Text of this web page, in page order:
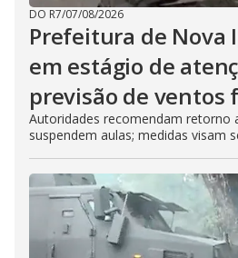
DO R7/07/08/2026
Prefeitura de Nova
em estágio de
previsão de ventos
Autoridades recomendam retorno
suspendem aulas; medidas visam